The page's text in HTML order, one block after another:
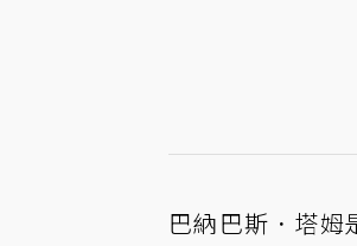
巴納巴斯．塔姆